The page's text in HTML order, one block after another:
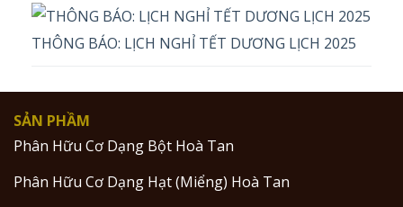
THÔNG BÁO: LỊCH NGHỈ TẾT DƯƠNG LỊCH 2025
SẢN PHẦM
Phân Hữu Cơ Dạng Bột Hoà Tan
Phân Hữu Cơ Dạng Hạt (Miểng) Hoà Tan